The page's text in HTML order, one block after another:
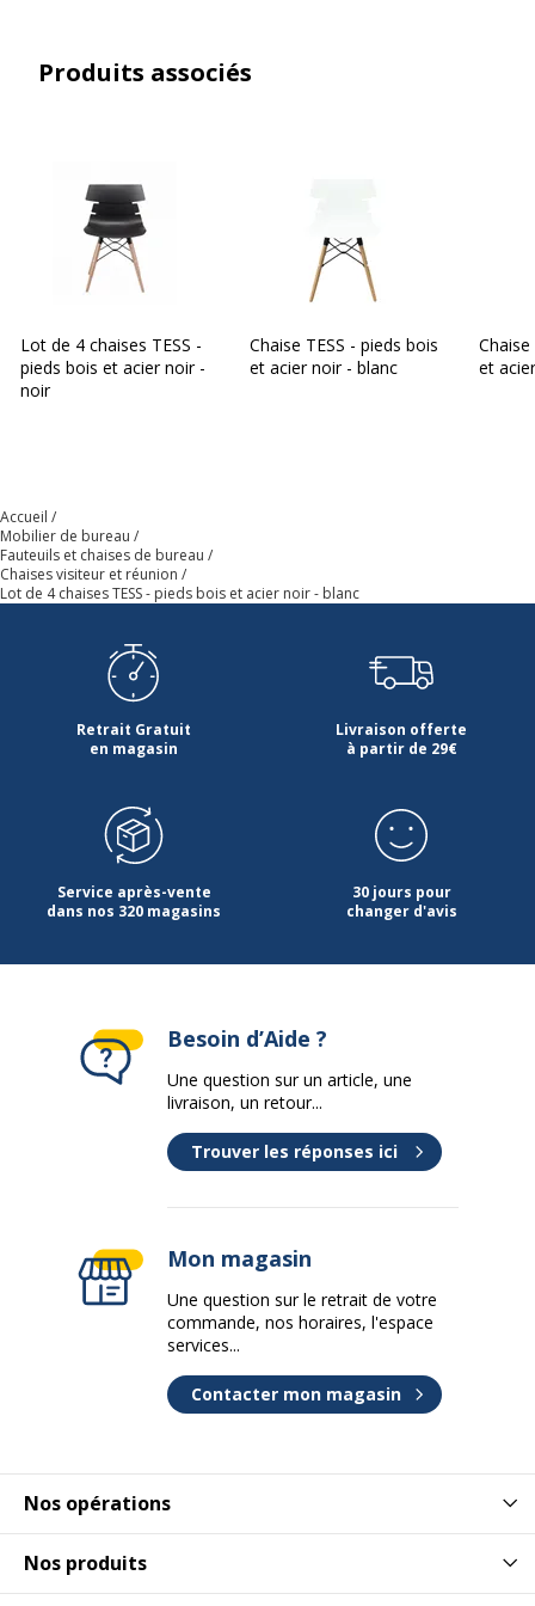
Référence produit fabricant
Couleur du dossier
Densité mousse dossier Non concerné
Structure du dossier Polypropylène
Hauteur dossier Mini/Maxi
Revêtement du dossier
Type de mousse
Caractéristiques générales
Couleur du fauteuil
Piètement
Piètement
Couleur du piètement Naturel
Matériaux du piètement
Structure du piètement 4 pieds bois vernis naturel
Données logistiques
Données logistiques
Hauteur emballée
Largeur emballée 69 cm
1
Profondeur emballée
Dimensions et poids
Dimensions et poids
Produits associés
Lot de 4 chaises TESS -
pieds bois et acier noir -
noir
Chaise TESS - pieds bois
et acier noir - blanc
et
Accueil
Mobilier de bureau
Fauteuils et chaises de bureau
Chaises visiteur et réunion
Lot de 4 chaises TESS - pieds bois et acier noir - blanc
Retrait Gratuit
en magasin
Livraison offerte
à partir de 29€
Service après-vente
dans nos 320 magasins
30 jours pour
changer d'avis
Nos opérations
Nos produits
Besoin d’Aide ?
Une question sur un article, une
livraison, un retour...
Trouver les réponses ici
Mon magasin
Une question sur le retrait de votre
commande, nos horaires, l'espace
services...
Contacter mon magasin